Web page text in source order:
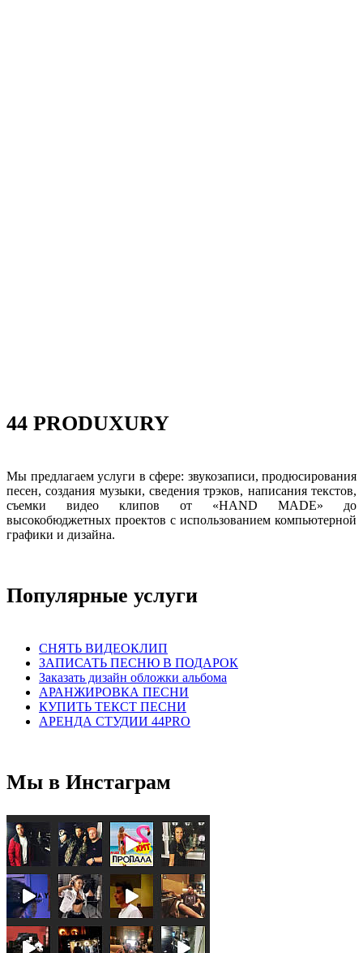
44 PRODUXURY
Мы предлагаем услуги в сфере: звукозаписи, продюсирования
песен, создания музыки, сведения трэков, написания текстов,
съемки видео клипов от «HAND MADE» до
высокобюджетных проектов с использованием компьютерной
графики и дизайна.
Популярные услуги
СНЯТЬ ВИДЕОКЛИП
ЗАПИСАТЬ ПЕСНЮ В ПОДАРОК
Заказать дизайн обложки альбома
АРАНЖИРОВКА ПЕСНИ
КУПИТЬ ТЕКСТ ПЕСНИ
АРЕНДА СТУДИИ 44PRO
Мы в Инстаграм